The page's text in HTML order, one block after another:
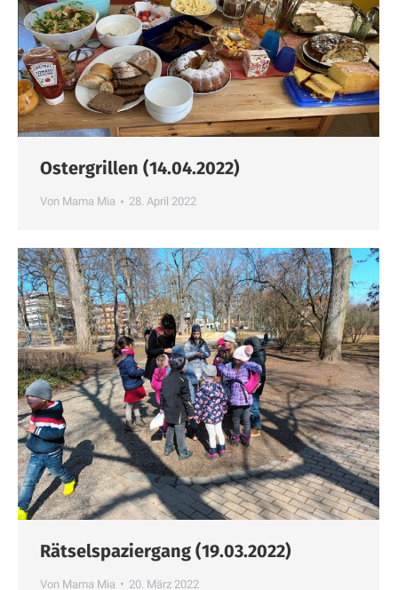
Ostergrillen (14.04.2022)
Von Mama Mia 28. April 2022
Rätselspaziergang (19.03.2022)
Von Mama Mia 20. März 2022